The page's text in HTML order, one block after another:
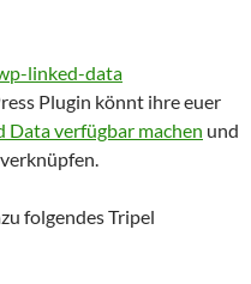
linked-data
Plugin könnt ihre euer
Data verfügbar machen und
folgendes Tripel